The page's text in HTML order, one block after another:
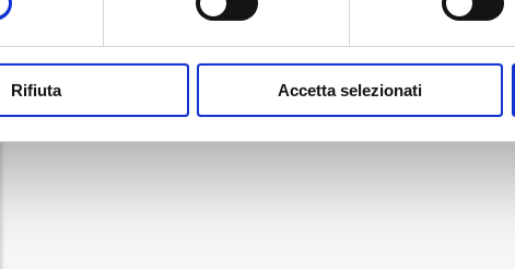
Rifiuta Accetta selezionati